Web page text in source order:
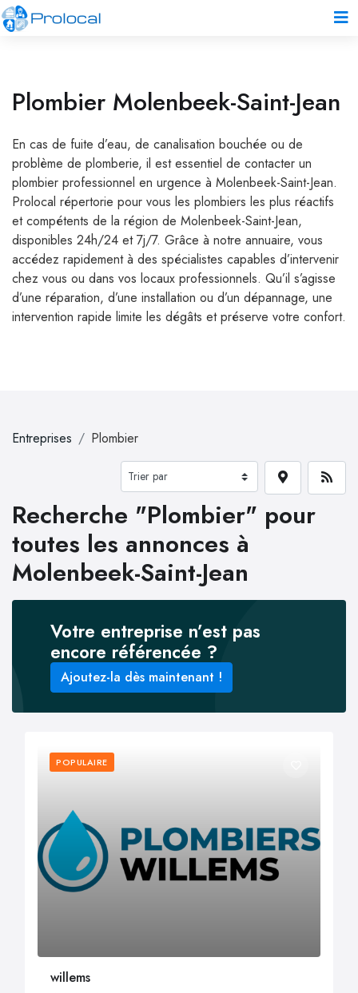
Plombier Molenbeek-Saint-Jean
En cas de fuite d’eau, de canalisation bouchée ou de
problème de plomberie, il est essentiel de contacter un
plombier professionnel en urgence à Molenbeek-Saint-Jean.
Prolocal répertorie pour vous les plombiers les plus réactifs
et compétents de la région de Molenbeek-Saint-Jean,
disponibles 24h/24 et 7j/7. Grâce à notre annuaire, vous
accédez rapidement à des spécialistes capables d’intervenir
chez vous ou dans vos locaux professionnels. Qu’il s’agisse
d’une réparation, d’une installation ou d’un dépannage, une
intervention rapide limite les dégâts et préserve votre confort.
Entreprises Plombier
Recherche "Plombier" pour
toutes les annonces à
Molenbeek-Saint-Jean
Votre entreprise n’est pas
encore référencée ?
Ajoutez-la dès maintenant !
POPULAIRE
willems